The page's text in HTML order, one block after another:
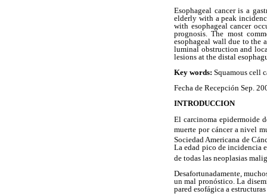
Esophageal cancer is a
elderly with a peak
with esophageal cancer
prognosis. The most
esophageal wall due to the
luminal obstruction and
lesions at the distal
Key words: Squamous cell
Fecha de Recepción Sep.
INTRODUCCION
El carcinoma epidermoide
muerte por cáncer a nivel
Sociedad Americana de
La edad pico de incidencia
de todas las neoplasias
Desafortunadamente,
un mal pronóstico. La
pared esofágica a